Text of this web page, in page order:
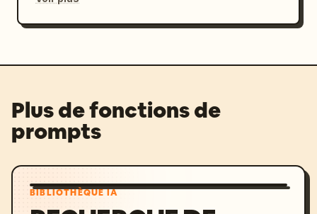
Plus de fonctions de
prompts
BIBLIOTHÈQUE IA